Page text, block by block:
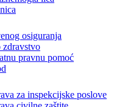
rad
lica
osiguranja
pravnu pomoć